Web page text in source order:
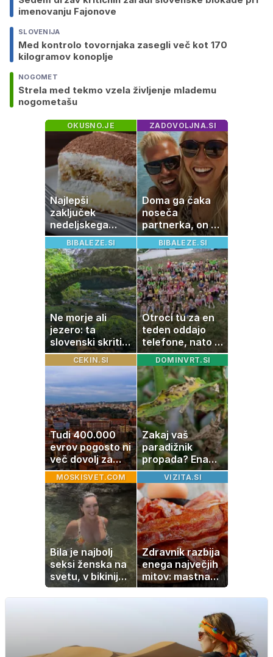
imenovanju Fajonove
SLOVENIJA
Med kontrolo tovornjaka zasegli več kot 170
kilogramov konoplje
NOGOMET
Strela med tekmo vzela življenje mlademu
nogometašu
OKUSNO.JE
Najlepši
zaključek
nedeljskega
kosila: 8 sladic
brez peke, ki se
jih vsi veselijo
ZADOVOLJNA.SI
Doma ga čaka
noseča
partnerka, on pa
dopustuje z
drugo
BIBALEZE.SI
Ne morje ali
jezero: ta
slovenski skriti
raj je kot
ustvarjen za
družinski izlet
BIBALEZE.SI
Otroci tu za en
teden oddajo
telefone, nato pa
se zgodi nekaj
nepričakovanega
CEKIN.SI
Tudi 400.000
evrov pogosto ni
več dovolj za
nakup
stanovanja
DOMINVRT.SI
Zakaj vaš
paradižnik
propada? Ena
napaka lahko
uniči rastline –
tako jih rešite
MOSKISVET.COM
Bila je najbolj
seksi ženska na
svetu, v bikiniju
znova navdušila
VIZITA.SI
Zdravnik razbija
enega največjih
mitov: mastna
jetra ne
nastanejo zaradi
slanine, temveč
zaradi živila, ki
ga imamo vsi
radi